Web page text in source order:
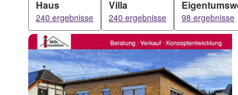
Haus
240 ergebnisse
Villa
240 ergebnisse 98 ergebnisse